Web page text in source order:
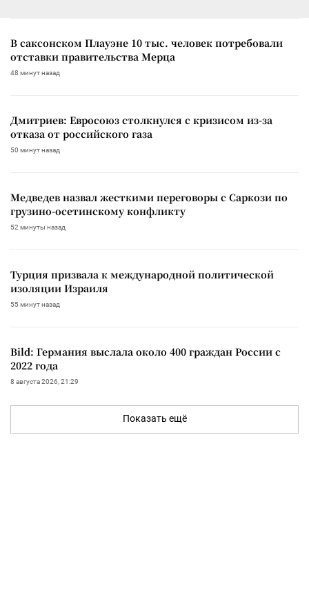
В саксонском Плауэне 10 тыс. человек потребовали
отставки правительства Мерца
48 минут назад
Дмитриев: Евросоюз столкнулся с кризисом из-за
отказа от российского газа
50 минут назад
Медведев назвал жесткими переговоры с Саркози по
грузино-осетинскому конфликту
52 минуты назад
Турция призвала к международной политической
изоляции Израиля
55 минут назад
Bild: Германия выслала около 400 граждан России с
2022 года
8 августа 2026, 21:29
Показать ещё